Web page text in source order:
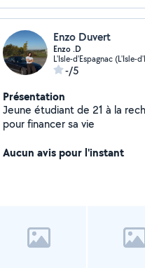
Enzo Duvert
Enzo .D
L'Isle-d'Espagnac (L'Isle-
-/5
Présentation
Jeune étudiant de 21 à la
pour financer sa vie
Aucun avis pour l'instant